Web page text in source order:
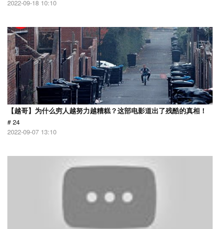
2022-09-18 10:10
【越哥】为什么穷人越努力越糟糕？这部电影道出了残酷的真相！
# 24
2022-09-07 13:10